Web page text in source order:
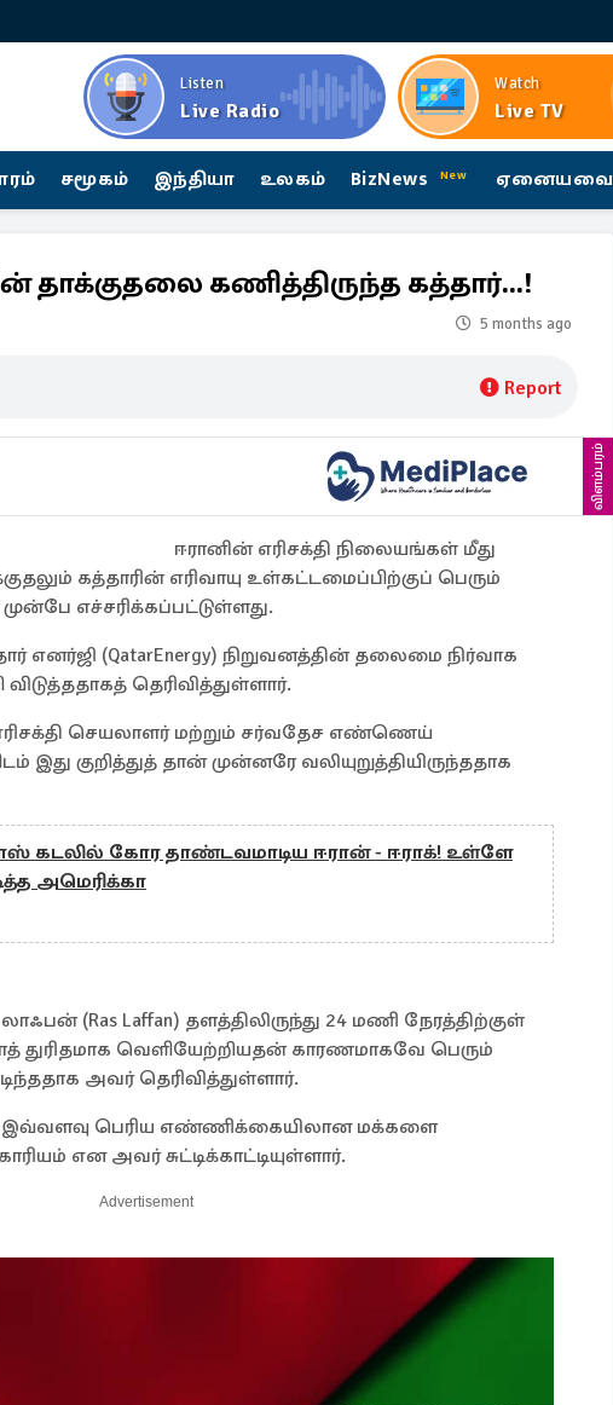
Listen
Live Radio
Watch
Live TV
சமூகம் இந்தியா உலகம் BizNews New ஏனையவை
தாக்குதலை கணித்திருந்த கத்தார்...!
5 months ago
Report
விளம்பரம்
ஈரானின் எரிசக்தி நிலையங்கள் மீது
கத்தாரின் எரிவாயு உள்கட்டமைப்பிற்குப் பெரும்
எச்சரிக்கப்பட்டுள்ளது.
எனர்ஜி (QatarEnergy) நிறுவனத்தின் தலைமை நிர்வாக
விடுத்ததாகத் தெரிவித்துள்ளார்.
செயலாளர் மற்றும் சர்வதேச எண்ணெய்
இது குறித்துத் தான் முன்னரே வலியுறுத்தியிருந்ததாக
கோர தாண்டவமாடிய ஈரான் - ஈராக்! உள்ளே
அமெரிக்கா
(Ras Laffan) தளத்திலிருந்து 24 மணி நேரத்திற்குள்
துரிதமாக வெளியேற்றியதன் காரணமாகவே பெரும்
அவர் தெரிவித்துள்ளார்.
இவ்வளவு பெரிய எண்ணிக்கையிலான மக்களை
என அவர் சுட்டிக்காட்டியுள்ளார்.
Advertisement